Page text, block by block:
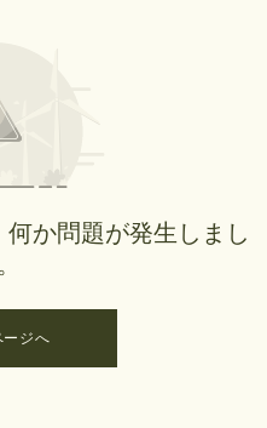
か問題が発生しまし
ージへ